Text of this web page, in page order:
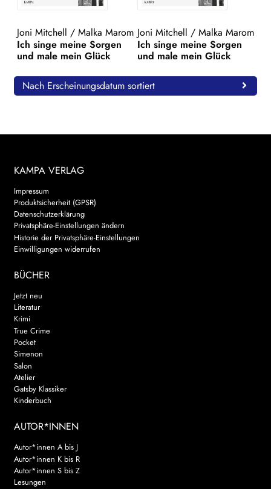
Joni Mitchell /Malka Marom
Ich singe meine Sorgen
und male mein Glück
Joni Mitchell / Malka Marom
Ich singe meine Sorgen
und male mein Glück
Nach Erscheinungsdatum sortiert
KAMPA VERLAG
Impressum
Produktsicherheit (GPSR)
Datenschutzerklärung
Privatsphäre-Einstellungen ändern
Historie der Privatsphäre-Einstellungen
Einwilligungen widerrufen
BÜCHER
Jetzt neu
Literatur
Krimi
True Crime
Pocket
Simenon
Salon
Atelier
Gatsby Klassiker
Kinderbuch
AUTOR*INNEN
Autor*innen A bis J
Autor*innen K bis R
Autor*innen S bis Z
Lesungen